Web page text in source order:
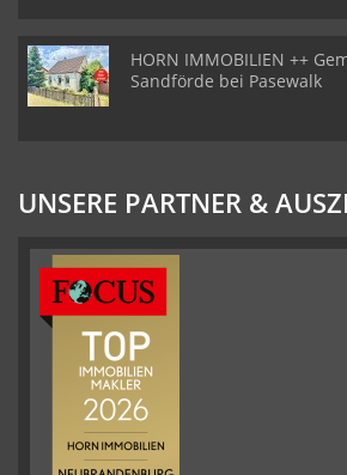
HORN IMMOBILIEN ++
Sandförde bei Pasewalk
UNSERE PARTNER &